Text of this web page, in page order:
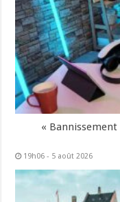
«
19h06 - 5 août 2026